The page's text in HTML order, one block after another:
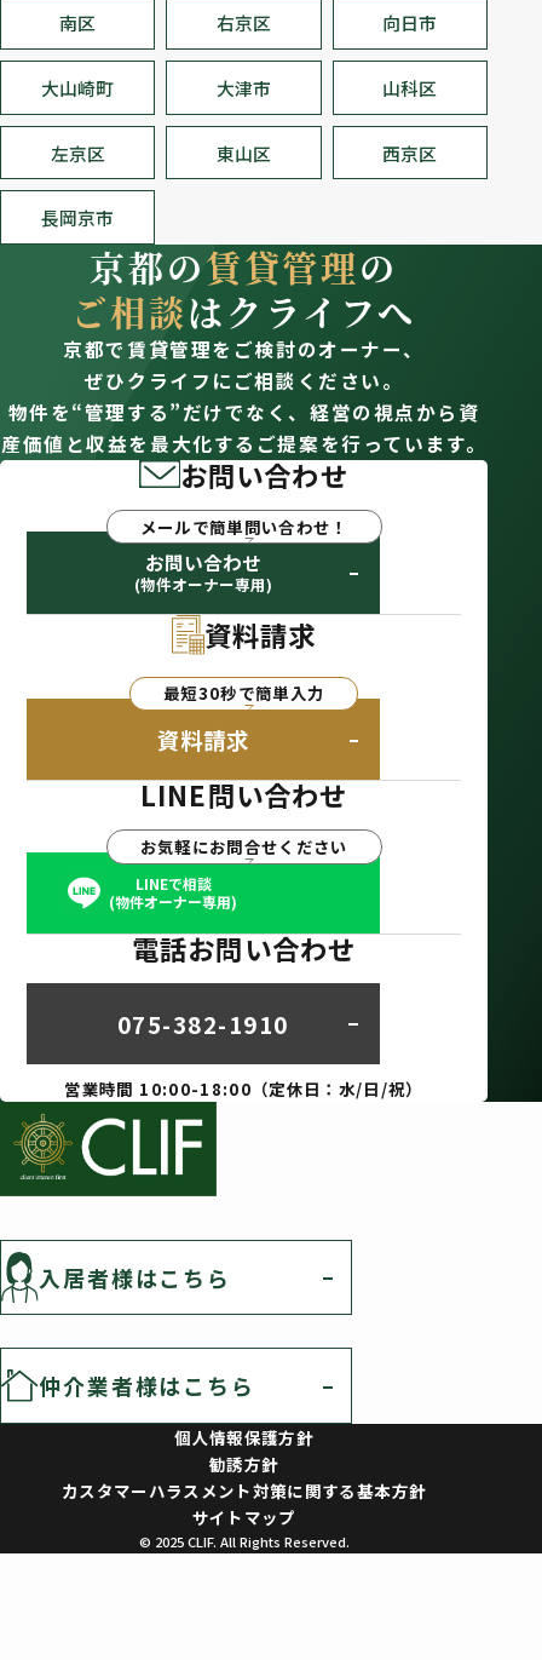
南区 右京区 向日市
大山崎町 大津市 山科区
左京区 東山区 西京区
長岡京市
京都の賃貸管理の
ご相談はクライフへ
京都で賃貸管理をご検討のオーナー、
ぜひクライフにご相談ください。
物件を“管理する”だけでなく、経営の視点から資
産価値と収益を最大化するご提案を行っています。
お問い合わせ
メールで簡単問い合わせ！
お問い合わせ
(物件オーナー専用)
資料請求
最短30秒で簡単入力
資料請求
LINE問い合わせ
お気軽にお問合せください
LINEで相談
(物件オーナー専用)
電話お問い合わせ
075-382-1910
営業時間 10:00-18:00（定休日：水/日/祝）
入居者様はこちら
仲介業者様はこちら
個人情報保護方針
勧誘方針
カスタマーハラスメント対策に関する基本方針
サイトマップ
© 2025 CLIF. All Rights Reserved.